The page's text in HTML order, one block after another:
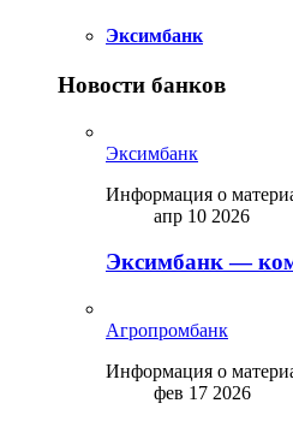
Эксимбанк
Новости банков
Эксимбанк
Информация о
апр 10 2026
Эксимбанк —
Агропромбанк
Информация о
фев 17 2026